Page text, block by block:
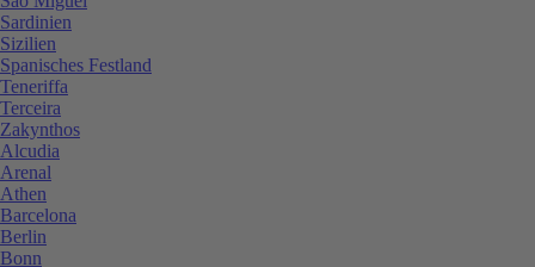
Sardinien
Sizilien
Spanisches Festland
Teneriffa
Terceira
Zakynthos
Alcudia
Arenal
Athen
Barcelona
Berlin
Bonn